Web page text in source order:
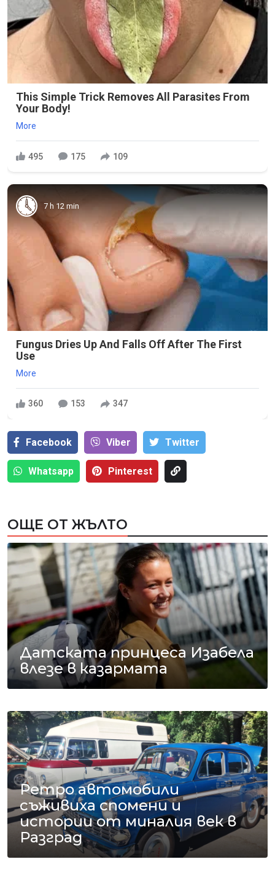
This Simple Trick Removes All Parasites From
Your Body!
More
495 175 109
7 h 12 min
Fungus Dries Up And Falls Off After The First
Use
More
360 153 347
Facebook Viber Тwitter
Whatsapp Pinterest
ОЩЕ ОТ ЖЪЛТО
Датската принцеса Изабела
влезе в казармата
Ретро автомобили
съживиха спомени и
истории от миналия век в
Разград